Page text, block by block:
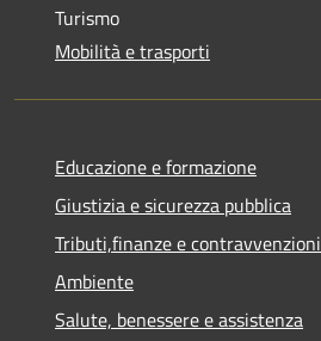
Turismo
Mobilità e trasporti
Educazione e formazione
Giustizia e sicurezza pubblica
Tributi,finanze e contravvenzioni
Ambiente
Salute, benessere e assistenza